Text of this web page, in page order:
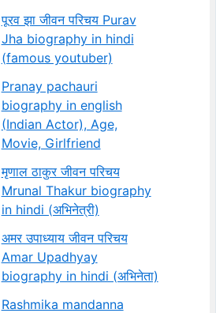
पूरव झा जीवन परिचय Purav
Jha biography in hindi
(famous youtuber)
Pranay pachauri
biography in english
(Indian Actor), Age,
Movie, Girlfriend
मृणाल ठाकुर जीवन परिचय
Mrunal Thakur biography
in hindi (अभिनेत्री)
अमर उपाध्याय जीवन परिचय
Amar Upadhyay
biography in hindi (अभिनेता)
Rashmika mandanna